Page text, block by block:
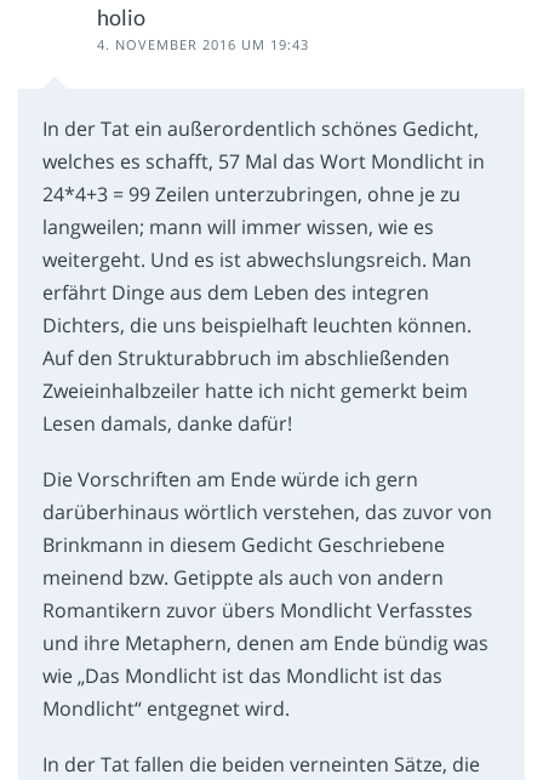
holio
4. NOVEMBER 2016 UM 19:43
In der Tat ein außerordentlich schönes Gedicht,
welches es schafft, 57 Mal das Wort Mondlicht in
24*4+3 = 99 Zeilen unterzubringen, ohne je zu
langweilen; mann will immer wissen, wie es
weitergeht. Und es ist abwechslungsreich. Man
erfährt Dinge aus dem Leben des integren
Dichters, die uns beispielhaft leuchten können.
Auf den Strukturabbruch im abschließenden
Zweieinhalbzeiler hatte ich nicht gemerkt beim
Lesen damals, danke dafür!
Die Vorschriften am Ende würde ich gern
darüberhinaus wörtlich verstehen, das zuvor von
Brinkmann in diesem Gedicht Geschriebene
meinend bzw. Getippte als auch von andern
Romantikern zuvor übers Mondlicht Verfasstes
und ihre Metaphern, denen am Ende bündig was
wie „Das Mondlicht ist das Mondlicht ist das
Mondlicht“ entgegnet wird.
In der Tat fallen die beiden verneinten Sätze, die